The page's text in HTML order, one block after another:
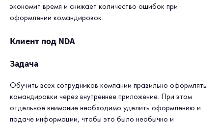
экономит время и снижает количество ошибок при
оформлении командировок.
Клиент под NDA
Задача
Обучить всех сотрудников компании правильно оформлять
командировки через внутреннее приложение. При этом
отдельное внимание необходимо уделить оформлению и
подаче информации, чтобы это было необычно и